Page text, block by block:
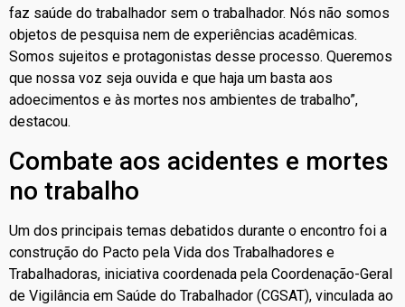
faz saúde do trabalhador sem o trabalhador. Nós não somos
objetos de pesquisa nem de experiências acadêmicas.
Somos sujeitos e protagonistas desse processo. Queremos
que nossa voz seja ouvida e que haja um basta aos
adoecimentos e às mortes nos ambientes de trabalho”,
destacou.
Combate aos acidentes e mortes
no trabalho
Um dos principais temas debatidos durante o encontro foi a
construção do Pacto pela Vida dos Trabalhadores e
Trabalhadoras, iniciativa coordenada pela Coordenação-Geral
de Vigilância em Saúde do Trabalhador (CGSAT), vinculada ao